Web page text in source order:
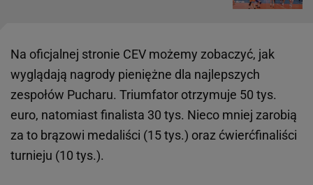
Na oficjalnej stronie CEV możemy zobaczyć, jak
wyglądają nagrody pieniężne dla najlepszych
zespołów Pucharu. Triumfator otrzymuje 50 tys.
euro, natomiast finalista 30 tys. Nieco mniej zarobią
za to brązowi medaliści (15 tys.) oraz ćwierćfinaliści
turnieju (10 tys.).